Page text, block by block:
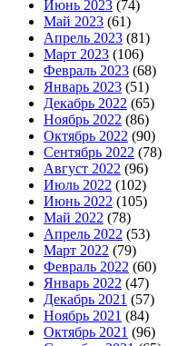
Июнь 2023 (74)
Май 2023 (61)
Апрель 2023 (81)
Март 2023 (106)
Февраль 2023 (68)
Январь 2023 (51)
Декабрь 2022 (65)
Ноябрь 2022 (86)
Октябрь 2022 (90)
Сентябрь 2022 (78)
Август 2022 (96)
Июль 2022 (102)
Июнь 2022 (105)
Май 2022 (78)
Апрель 2022 (53)
Март 2022 (79)
Февраль 2022 (60)
Январь 2022 (47)
Декабрь 2021 (57)
Ноябрь 2021 (84)
Октябрь 2021 (96)